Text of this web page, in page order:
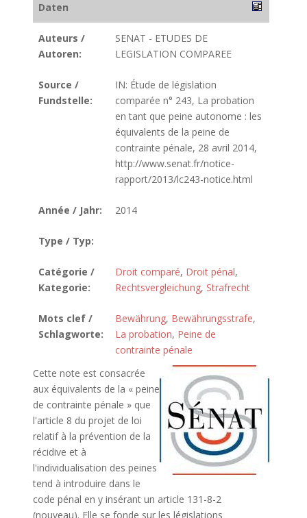
Daten
Auteurs /
Autoren:
SENAT - ETUDES DE
LEGISLATION COMPAREE
Source /
Fundstelle:
IN: Étude de législation
comparée n° 243, La probation
en tant que peine autonome : les
équivalents de la peine de
contrainte pénale, 28 avril 2014,
http://www.senat.fr/notice-
rapport/2013/lc243-notice.html
Année / Jahr: 2014
Type / Typ:
Catégorie /
Kategorie:
Droit comparé, Droit pénal,
Rechtsvergleichung, Strafrecht
Mots clef /
Schlagworte:
Bewährung, Bewährungsstrafe,
La probation, Peine de
contrainte pénale
Cette note est consacrée
aux équivalents de la « peine
de contrainte pénale » que
l'article 8 du projet de loi
relatif à la prévention de la
récidive et à
l'individualisation des peines
tend à introduire dans le
code pénal en y insérant un article 131-8-2
(nouveau). Elle se fonde sur les législations